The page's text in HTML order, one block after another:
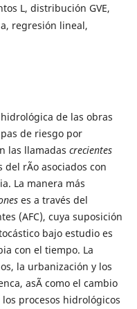
L, distribución GVE,
regresión lineal,
de las obras
de riesgo por
las llamadas crecientes
del rÃ­o asociados con
La manera más
es a través del
(AFC), cuya suposición
bajo estudio es
con el tiempo. La
la urbanización y los
asÃ­ como el cambio
procesos hidrológicos